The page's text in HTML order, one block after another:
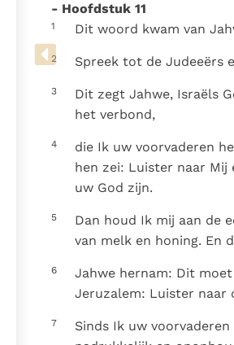
Nieuwsbrief
Gebruiksvoorwaarden
groeit
dwang
De
mystieke
Open uw
het zaad
- Hoofdstuk 11
1 Dit woord kwam van
2 Spreek tot de Judeeërs
3
Dit zegt Jahwe, Israëls
het verbond,
4
die Ik uw voorvaderen
hen zei: Luister naar
uw God zijn.
5
Dan houd Ik mij aan de
van melk en honing. En
6
Jahwe hernam: Dit
Jeruzalem: Luister naar
7
Sinds Ik uw